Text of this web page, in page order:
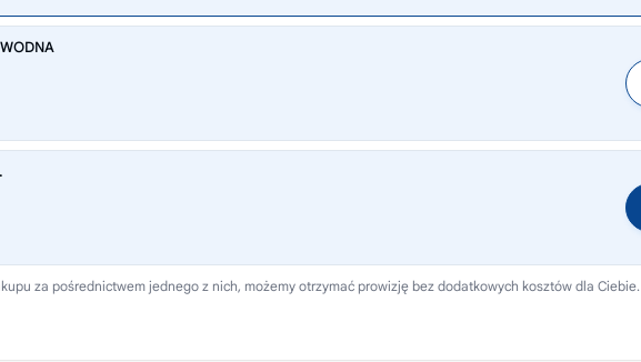
za pośrednictwem jednego z nich, możemy otrzymać prowizję bez dodatkowych kosztów dla Ciebie.